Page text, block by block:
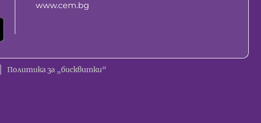
www.cem.bg
Политика за „бисквитки“